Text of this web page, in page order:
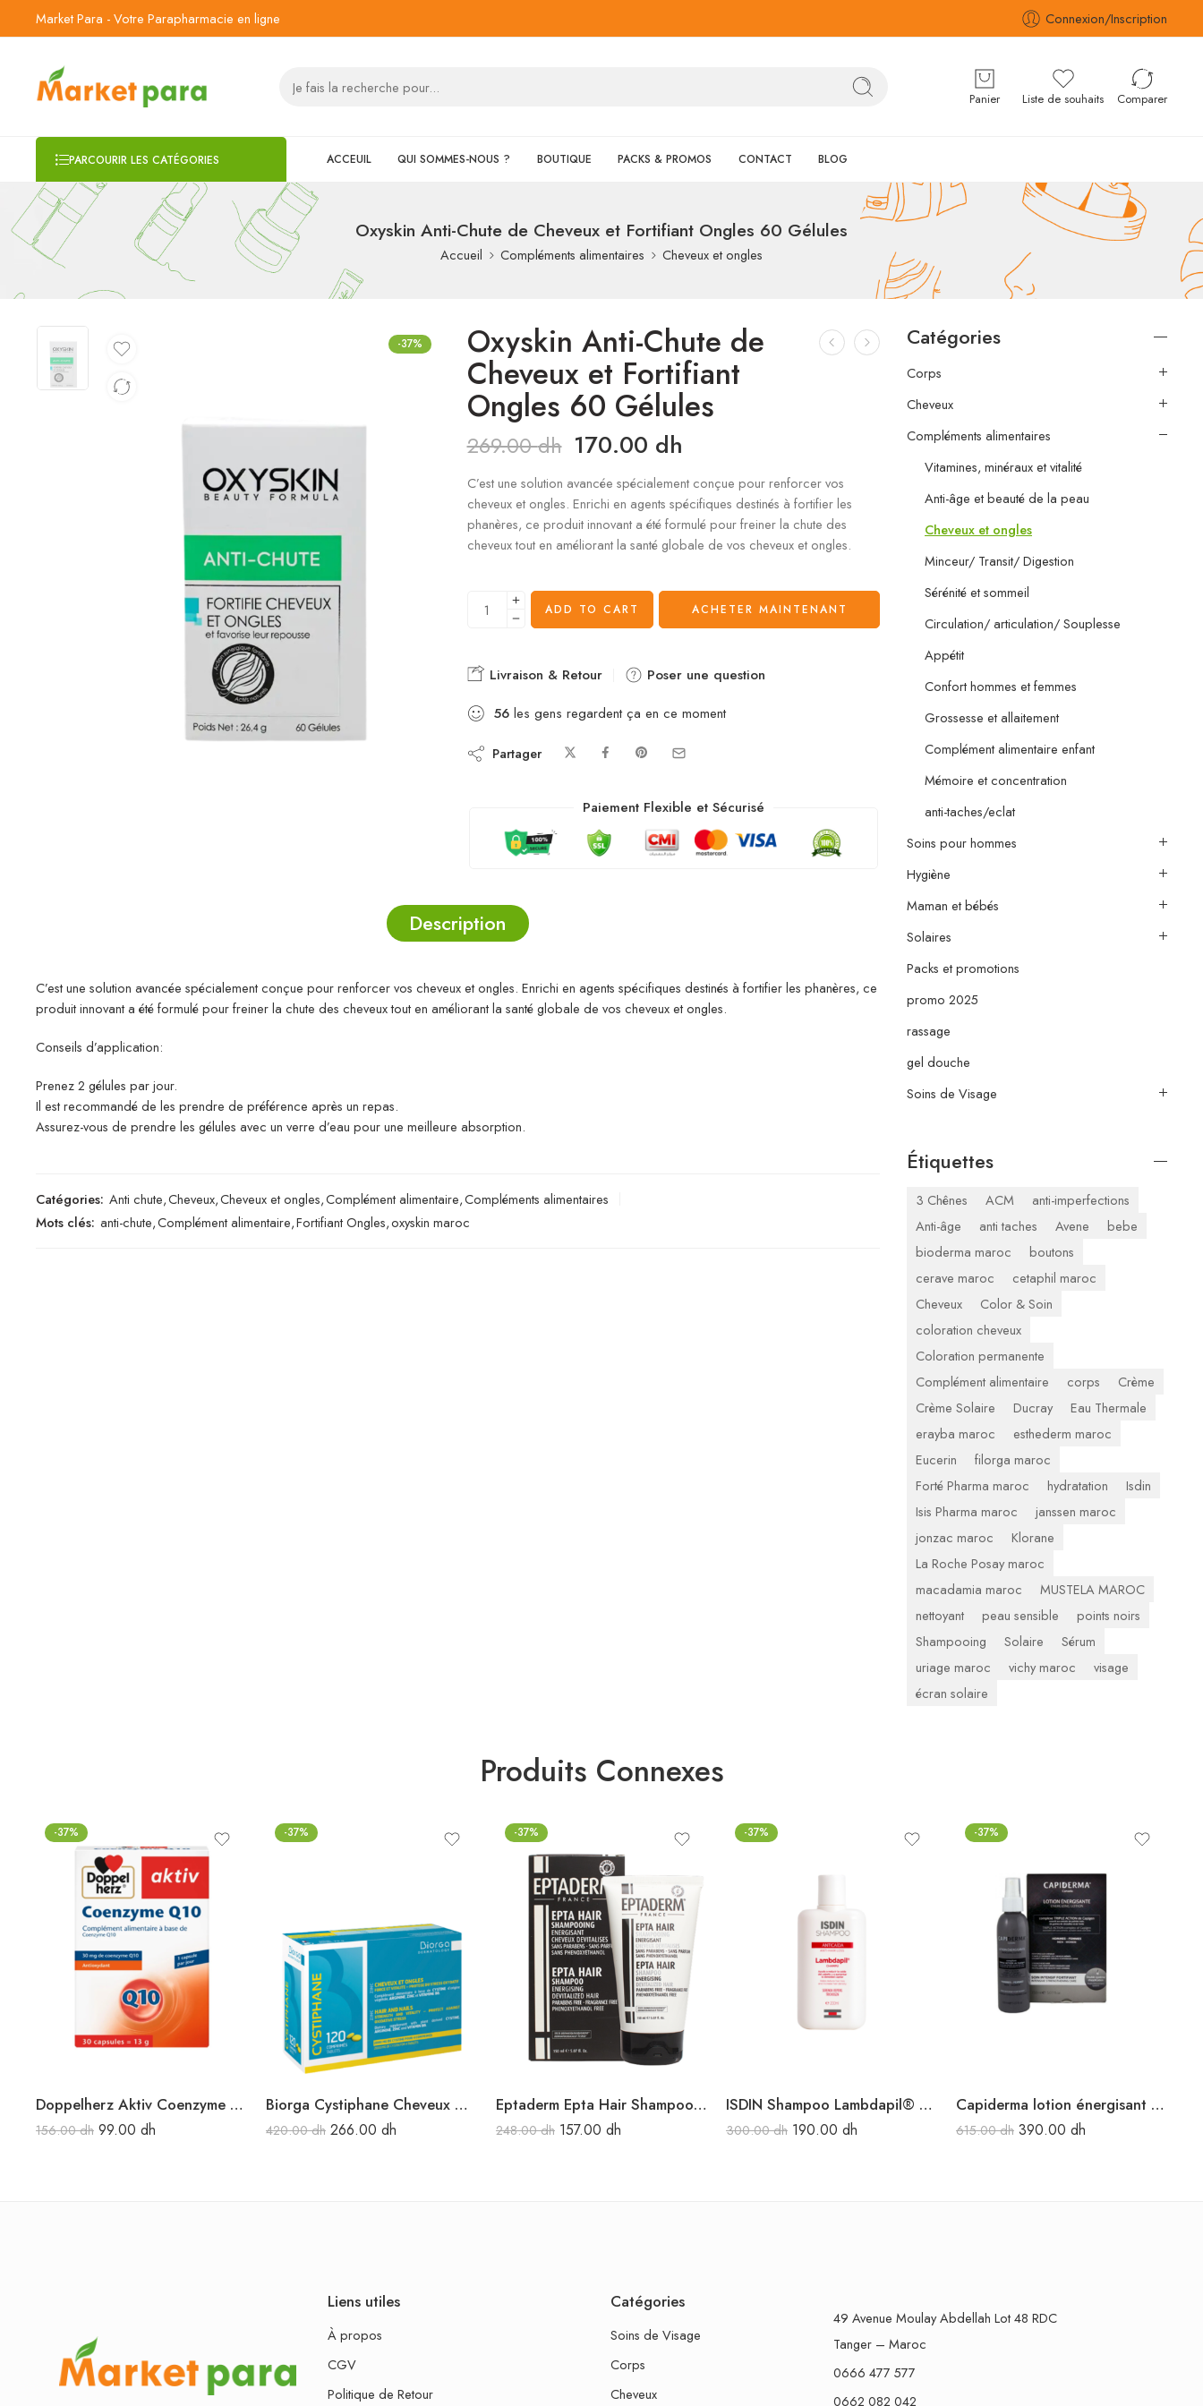
Market Para - Votre Parapharmacie en ligne Connexion/Inscription
Panier Liste de souhaits Comparer
PARCOURIR LES CATÉGORIES ACCEUIL QUI SOMMES-NOUS ? BOUTIQUE PACKS & PROMOS CONTACT BLOG
Oxyskin Anti-Chute de Cheveux et Fortifiant Ongles 60 Gélules
Accueil Compléments alimentaires Cheveux et ongles
-37% Oxyskin Anti-Chute de
Cheveux et Fortifiant
Ongles 60 Gélules
269.00dh 170.00 dh
C’est une solution avancée spécialement conçue pour renforcer vos
cheveux et ongles. Enrichi en agents spécifiques destinés à fortifier les
phanères, ce produit innovant a été formulé pour freiner la chute des
cheveux tout en améliorant la santé globale de vos cheveux et ongles.
ADD TO CART ACHETER MAINTENANT
Livraison & Retour
Poser une question
56les gens regardent ça en ce moment
Partager
Paiement Flexible et Sécurisé
Description
C’est une solution avancée spécialement conçue pour renforcer vos cheveux et ongles. Enrichi en agents spécifiques destinés à fortifier les phanères, ce
produit innovant a été formulé pour freiner la chute des cheveux tout en améliorant la santé globale de vos cheveux et ongles.
Conseils d’application:
Prenez 2 gélules par jour.
Il est recommandé de les prendre de préférence après un repas.
Assurez-vous de prendre les gélules avec un verre d’eau pour une meilleure absorption.
Catégories: Anti chute,Cheveux,Cheveux et ongles,Complément alimentaire,Compléments alimentaires
Mots clés: anti-chute,Complément alimentaire,Fortifiant Ongles,oxyskin maroc
Catégories
Corps
Cheveux
Compléments alimentaires
Vitamines, minéraux et vitalité
Anti-âge et beauté de la peau
Cheveux et ongles
Minceur/ Transit/ Digestion
Sérénité et sommeil
Circulation/ articulation/ Souplesse
Appétit
Confort hommes et femmes
Grossesse et allaitement
Complément alimentaire enfant
Mémoire et concentration
anti-taches/eclat
Soins pour hommes
Hygiène
Maman et bébés
Solaires
Packs et promotions
promo 2025
rassage
gel douche
Soins de Visage
Étiquettes
3 Chênes ACM
anti-imperfections
Anti-âge
anti taches Avene
bebe
bioderma maroc
boutons
cerave maroc
cetaphil maroc
Cheveux
Color & Soin
coloration cheveux
Coloration permanente
Complément alimentaire
corps
Crème
Crème Solaire
Ducray
Eau Thermale
erayba maroc
esthederm maroc
Eucerin
filorga maroc
Forté Pharma maroc
hydratation
Isdin
Isis Pharma maroc
janssen maroc
jonzac maroc
Klorane
La Roche Posay maroc
macadamia maroc
MUSTELA MAROC
nettoyant
peau sensible
points noirs
Shampooing
Solaire
Sérum
uriage maroc
vichy maroc
visage
écran solaire
Produits Connexes
-37%
Doppelherz Aktiv Coenzyme Q10 30Caps.
156.00dh 99.00 dh
-37%
Biorga Cystiphane Cheveux & Ongles 120 Comprimés
420.00dh 266.00 dh
-37%
Eptaderm Epta Hair Shampooing Energisant 150ML
248.00dh 157.00 dh
-37%
ISDIN Shampoo Lambdapil® Shampoing Anti-chute 200 ml
300.00dh 190.00 dh
-37%
Capiderma lotion énergisant anti-chute 150 ml
615.00dh 390.00 dh
Liens utiles
À propos
CGV
Politique de Retour
Catégories
Soins de Visage
Corps
Cheveux
49 Avenue Moulay Abdellah Lot 48 RDC
Tanger – Maroc
0666 477 577
0662 082 042